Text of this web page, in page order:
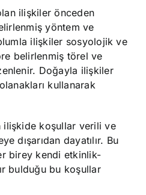
ilişkiler önceden
yöntem ve
ilişkiler sosyolojik ve
belirlenmiş törel ve
Doğayla ilişkiler
kullanarak
ilişkide koşullar verili ve
dışarıdan dayatılır. Bu
birey kendi etkinlik-
bulduğu bu koşullar